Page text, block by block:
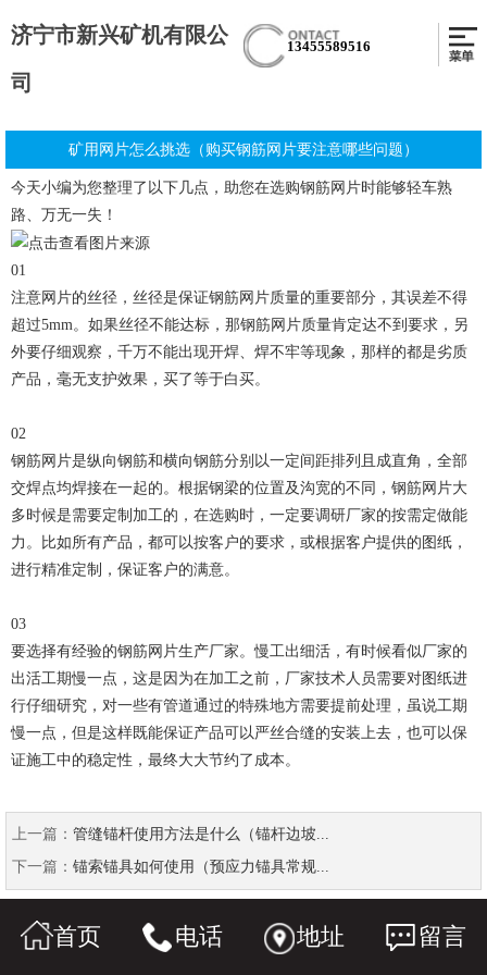
济宁市新兴矿机有限公
司
13455589516
矿用网片怎么挑选（购买钢筋网片要注意哪些问题）
今天小编为您整理了以下几点，助您在选购钢筋网片时能够轻车熟
路、万无一失！
01
注意网片的丝径，丝径是保证钢筋网片质量的重要部分，其误差不得
超过5mm。如果丝径不能达标，那钢筋网片质量肯定达不到要求，另
外要仔细观察，千万不能出现开焊、焊不牢等现象，那样的都是劣质
产品，毫无支护效果，买了等于白买。
02
钢筋网片是纵向钢筋和横向钢筋分别以一定间距排列且成直角，全部
交焊点均焊接在一起的。根据钢梁的位置及沟宽的不同，钢筋网片大
多时候是需要定制加工的，在选购时，一定要调研厂家的按需定做能
力。比如所有产品，都可以按客户的要求，或根据客户提供的图纸，
进行精准定制，保证客户的满意。
03
要选择有经验的钢筋网片生产厂家。慢工出细活，有时候看似厂家的
出活工期慢一点，这是因为在加工之前，厂家技术人员需要对图纸进
行仔细研究，对一些有管道通过的特殊地方需要提前处理，虽说工期
慢一点，但是这样既能保证产品可以严丝合缝的安装上去，也可以保
证施工中的稳定性，最终大大节约了成本。
上一篇： 管缝锚杆使用方法是什么（锚杆边坡...
下一篇： 锚索锚具如何使用（预应力锚具常规...
首页 电话 地址 留言